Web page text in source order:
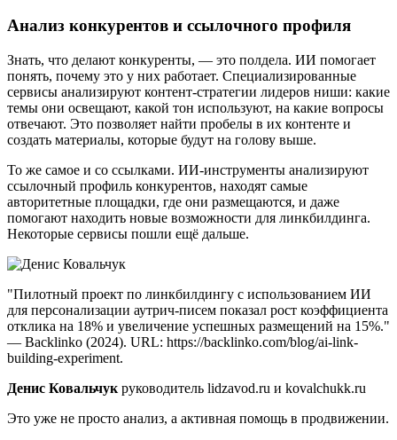
Анализ конкурентов и ссылочного профиля
Знать, что делают конкуренты, — это полдела. ИИ помогает
понять, почему это у них работает. Специализированные
сервисы анализируют контент-стратегии лидеров ниши: какие
темы они освещают, какой тон используют, на какие вопросы
отвечают. Это позволяет найти пробелы в их контенте и
создать материалы, которые будут на голову выше.
То же самое и со ссылками. ИИ-инструменты анализируют
ссылочный профиль конкурентов, находят самые
авторитетные площадки, где они размещаются, и даже
помогают находить новые возможности для линкбилдинга.
Некоторые сервисы пошли ещё дальше.
"Пилотный проект по линкбилдингу с использованием ИИ
для персонализации аутрич-писем показал рост коэффициента
отклика на 18% и увеличение успешных размещений на 15%."
— Backlinko (2024). URL: https://backlinko.com/blog/ai-link-
building-experiment.
Денис Ковальчук руководитель lidzavod.ru и kovalchukk.ru
Это уже не просто анализ, а активная помощь в продвижении.